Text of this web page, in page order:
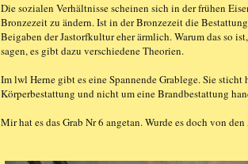
Die sozialen Verhältnisse scheinen sich in der frühen
Bronzezeit zu ändern. Ist in der Bronzezeit die
Beigaben der Jastorfkultur eher ärmlich. Warum das so
sagen, es gibt dazu verschiedene Theorien.
Im lwl Herne gibt es eine Spannende Grablege. Sie sticht
Körperbestattung und nicht um eine Brandbestattung
Mir hat es das Grab Nr 6 angetan. Wurde es doch von